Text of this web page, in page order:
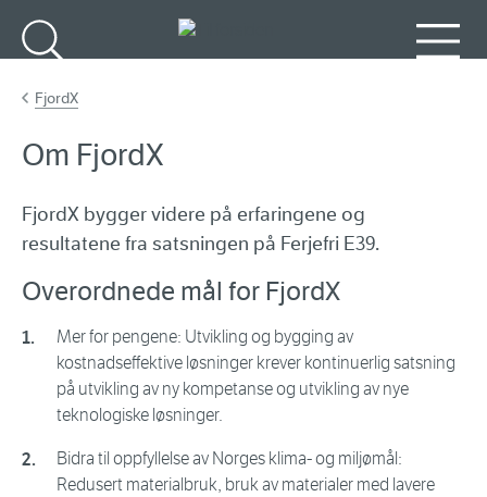
FjordX
Om FjordX
FjordX bygger videre på erfaringene og
resultatene fra satsningen på Ferjefri E39.
Overordnede mål for FjordX
Mer for pengene: Utvikling og bygging av
kostnadseffektive løsninger krever kontinuerlig satsning
på utvikling av ny kompetanse og utvikling av nye
teknologiske løsninger.
Bidra til oppfyllelse av Norges klima- og miljømål:
Redusert materialbruk, bruk av materialer med lavere